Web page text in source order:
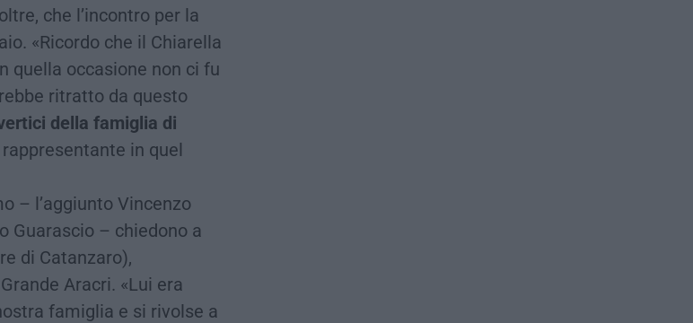
che l’incontro per la
«Ricordo che il Chiarella
quella occasione non ci fu
ritratto da questo
della famiglia di
in quel
– l’aggiunto Vincenzo
Guarascio – chiedono a
di Catanzaro),
Aracri. «Lui era
famiglia e si rivolse a